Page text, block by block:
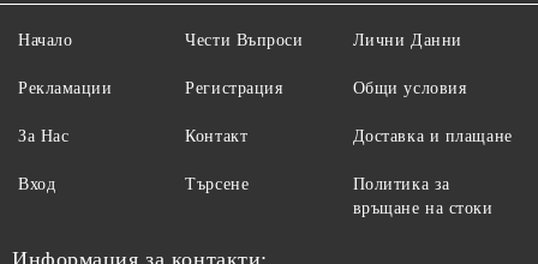
Начало
Рекламации
За Нас
Вход
Чести Въпроси
Регистрация
Контакт
Търсене
Лични Данни
Общи условия
Доставка и плащане
Политика за
връщане на стоки
Информация за контакти: